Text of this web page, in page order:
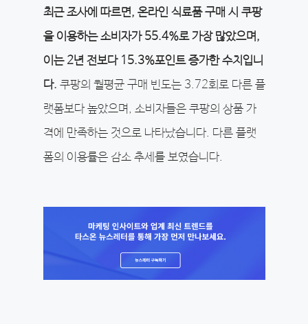
최근 조사에 따르면, 온라인 식료품 구매 시 쿠팡
을 이용하는 소비자가 55.4%로 가장 많았으며,
이는 2년 전보다 15.3%포인트 증가한 수치입니
다. 쿠팡의 월평균 구매 빈도는 3.72회로 다른 플
랫폼보다 높았으며, 소비자들은 쿠팡의 상품 가
격에 만족하는 것으로 나타났습니다. 다른 플랫
폼의 이용률은 감소 추세를 보였습니다.